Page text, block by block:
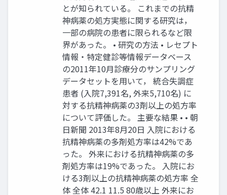
とが知られている。 これまでの抗精
神病薬の処方実態に関する研究は，
一部の病院の患者に限られるなど限
界があった。 • 研究の方法 • レセプト
情報・特定健診等情報データベース
の2011年10月診療分のサンプリング
データセットを用いて， 統合失調症
患者 (入院7,391名, 外来5,710名) に
対する抗精神病薬の3剤以上の処方率
について評価した。 主要な結果 • • 朝
日新聞 2013年8月20日 入院における
抗精神病薬の多剤処方率は42%であ
った。 外来における抗精神病薬の多
剤処方率は19%であった。 入院にお
ける3剤以上の抗精神病薬の処方率 全
体 全体 42.1 11.5 80歳以上 外来にお